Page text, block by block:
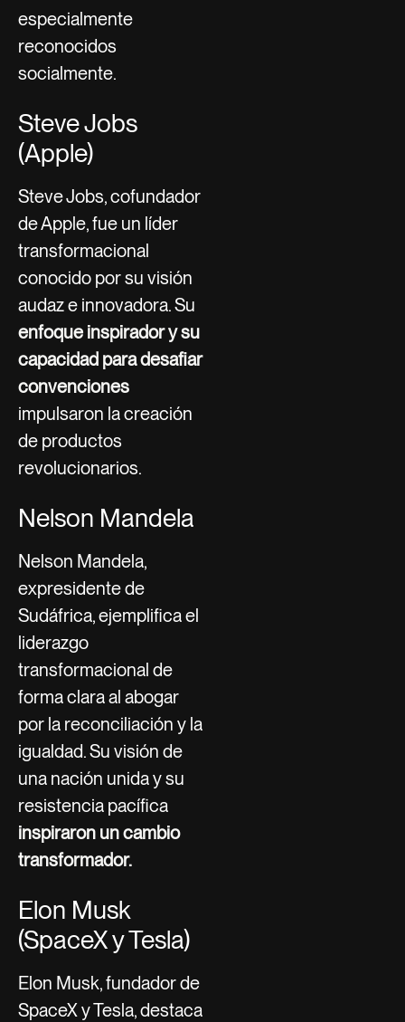
especialmente
reconocidos
socialmente.
Steve Jobs
(Apple)
Steve Jobs, cofundador
de Apple, fue un líder
transformacional
conocido por su visión
audaz e innovadora. Su
enfoque inspirador y su
capacidad para desafiar
convenciones
impulsaron la creación
de productos
revolucionarios.
Nelson Mandela
Nelson Mandela,
expresidente de
Sudáfrica, ejemplifica el
liderazgo
transformacional de
forma clara al abogar
por la reconciliación y la
igualdad. Su visión de
una nación unida y su
resistencia pacífica
inspiraron un cambio
transformador.
Elon Musk
(SpaceX y Tesla)
Elon Musk, fundador de
SpaceX y Tesla, destaca